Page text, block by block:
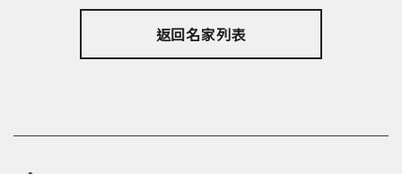
返回名家列表